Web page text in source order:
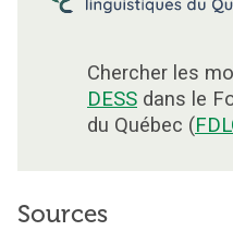
Chercher les
DESS dans le
du Québec (
Sources